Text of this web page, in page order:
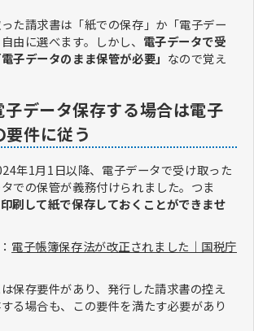
た請求書は「紙での保存」か「電子デー
由に選べます。しかし、 電子データで受
子データのまま保管が必要」 なので覚え
データ保存する場合は電子
件に従う
年1月1日以降、電子データで受け取った
での保管が義務付けられました。つま
刷して紙で保存しておくことができませ
電子帳簿保存法が改正されました｜国税庁
保存要件があり、発行した請求書の控え
る場合も、この要件を満たす必要があり